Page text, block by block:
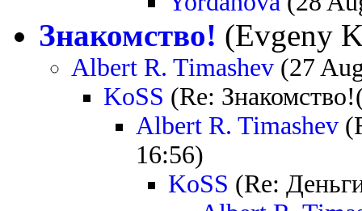
Знакомство! (Evgeny
Albert R. Timashev (27
KoSS (Re:
Albert R. Timashev
16:56)
KoSS (Re: